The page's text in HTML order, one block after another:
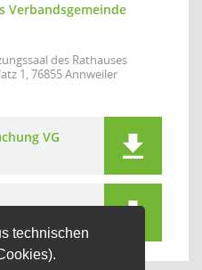
technischen
Verbandsgemeinde
des Rathauses
1, 76855 Annweiler
VG